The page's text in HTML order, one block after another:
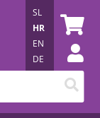
SL
HR
EN
DE